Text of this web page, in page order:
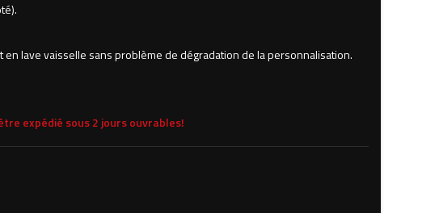
en lave vaisselle sans problème de dégradation de la personnalisation.
expédié sous 2 jours ouvrables!